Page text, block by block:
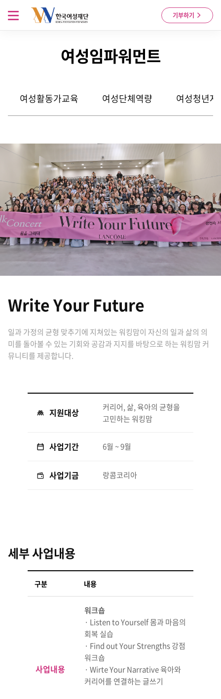
Skip to content
기부하기
메뉴 열기
여성임파워먼트
여성활동가교육 여성단체역량 여성청년자
Write Your Future
일과 가정의 균형 맞추기에 지쳐있는 워킹맘이 자신의 일과 삶의 의
미를 돌아볼 수 있는 기회와 공감과 지지를 바탕으로 하는 워킹맘 커
뮤니티를 제공합니다.
지원대상
커리어, 삶, 육아의 균형을
고민하는 워킹맘
사업기간 6월 ~ 9월
사업기금 랑콤코리아
세부 사업내용
구분 내용
사업내용
워크숍
· Listen to Yourself 몸과 마음의
회복 실습
· Find out Your Strengths 강점
워크숍
· Wirte Your Narrative 육아와
커리어를 연결하는 글쓰기